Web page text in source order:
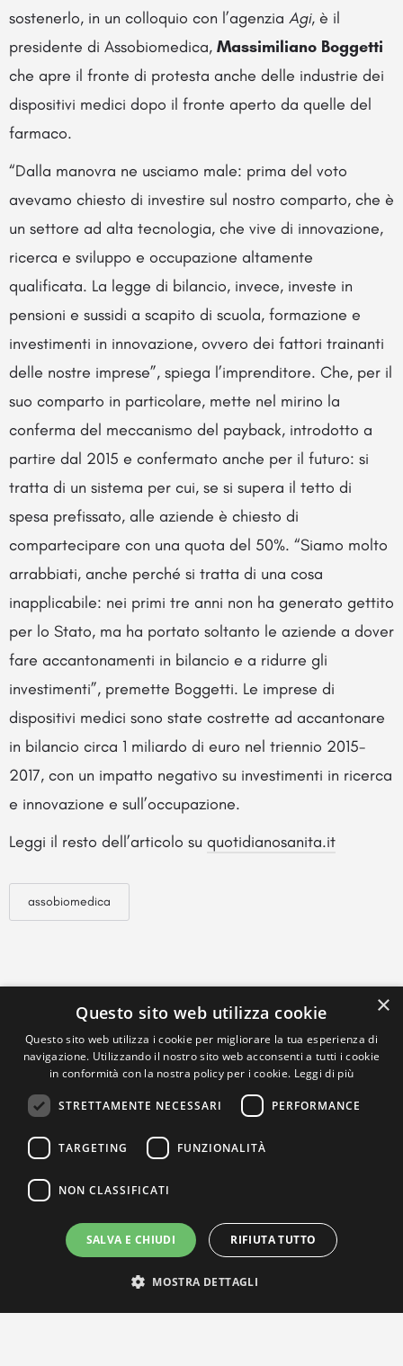
sostenerlo, in un colloquio con l’agenzia Agi, è il
presidente di Assobiomedica, Massimiliano Boggetti
che apre il fronte di protesta anche delle industrie dei
dispositivi medici dopo il fronte aperto da quelle del
farmaco.
“Dalla manovra ne usciamo male: prima del voto
avevamo chiesto di investire sul nostro comparto, che è
un settore ad alta tecnologia, che vive di innovazione,
ricerca e sviluppo e occupazione altamente
qualificata. La legge di bilancio, invece, investe in
pensioni e sussidi a scapito di scuola, formazione e
investimenti in innovazione, ovvero dei fattori trainanti
delle nostre imprese”, spiega l’imprenditore. Che, per il
suo comparto in particolare, mette nel mirino la
conferma del meccanismo del payback, introdotto a
partire dal 2015 e confermato anche per il futuro: si
tratta di un sistema per cui, se si supera il tetto di
spesa prefissato, alle aziende è chiesto di
compartecipare con una quota del 50%. “Siamo molto
arrabbiati, anche perché si tratta di una cosa
inapplicabile: nei primi tre anni non ha generato gettito
per lo Stato, ma ha portato soltanto le aziende a dover
fare accantonamenti in bilancio e a ridurre gli
investimenti”, premette Boggetti. Le imprese di
dispositivi medici sono state costrette ad accantonare
in bilancio circa 1 miliardo di euro nel triennio 2015-
2017, con un impatto negativo su investimenti in ricerca
e innovazione e sull’occupazione.
Leggi il resto dell’articolo su quotidianosanita.it
assobiomedica
×
Questo sito web utilizza cookie
Questo sito web utilizza i cookie per migliorare la tua esperienza di
navigazione. Utilizzando il nostro sito web acconsenti a tutti i cookie
in conformità con la nostra policy per i cookie. Leggi di più
STRETTAMENTE NECESSARI PERFORMANCE
TARGETING FUNZIONALITÀ
NON CLASSIFICATI
SALVA E CHIUDI RIFIUTA TUTTO
MOSTRA DETTAGLI